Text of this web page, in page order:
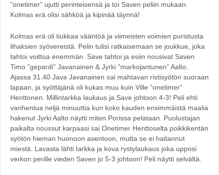
”onetimer” ujutti perinteisensä ja toi Saven peliin mukaan.
Kolmas erä olisi sähköä ja kipinää täynnä!
Kolmas erä oli tiukkaa vääntöä ja viimeisten voimien puristusta
lihaksien syövereistä. Pelin tulisi ratkaisemaan se joukkue, joka
tahtoi voittoa enemmän. Save tahtoi ja esiin nousivat Saven
Timo ”gepardi” Javanainen & Jyrki ”markojantunen” Aalto.
Ajassa 31.40 Java Javanainen sai mahtavan ristisyötön suoraan
lapaan, ja syöttäjänä oli kukas muu kuin Ville ”onetimer”
Henttonen. Millintarkka laukaus ja Save johtoon 4-3! Peli ehti
vanhentua neljä minuuttia kun koko kauden ensimmäistä maalia
hakenut Jyrki Aalto näytti miten Porissa pelataan. Puolustajan
paikalta noussut karpaasi sai Onetimer Henttoselta poikkikentän
syötön hieman huonoon asentoon, mutta se ei haitannut
miestä. Lavasta lähti tarkka ja kova rystylaukaus joka upposi
verkon perille vieden Saven jo 5-3 johtoon! Peli näytti selvältä.